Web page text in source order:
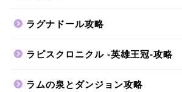
ラグナドール攻略
ラピスクロニクル -英雄王冠-攻略
ラムの泉とダンジョン攻略